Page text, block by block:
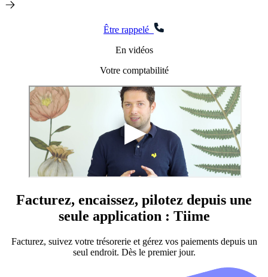
Être rappelé
En vidéos
Votre comptabilité
Facturez, encaissez, pilotez depuis une
seule application : Tiime
Facturez, suivez votre trésorerie et gérez vos paiements depuis un
seul endroit. Dès le premier jour.